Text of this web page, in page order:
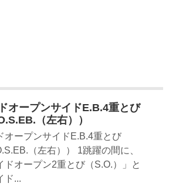
オープンサイドE.B.4重とび
（左右））
オープンサイドE.B.4重とび
（左右）） 1跳躍の間に、
ドオープン2重とび（S.O.）」と
ド...